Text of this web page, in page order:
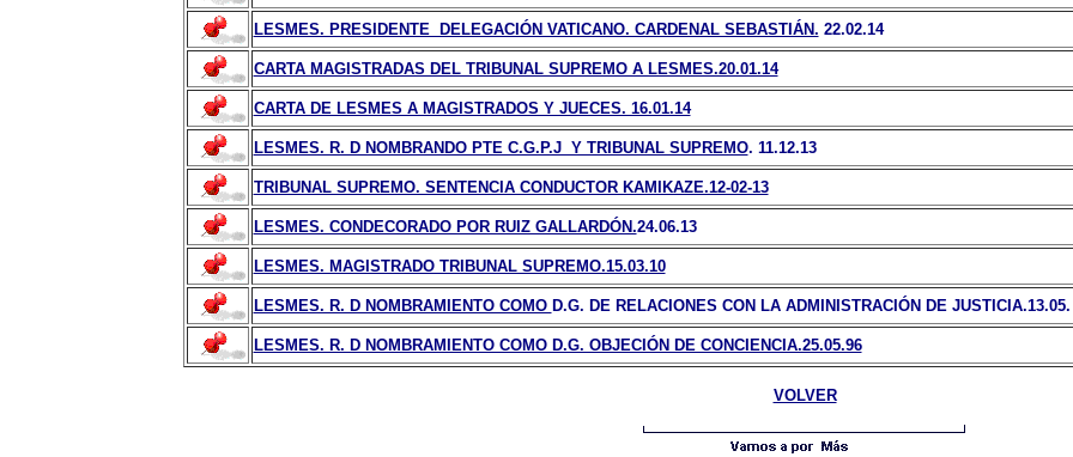
LESMES. PRESIDENTE DELEGACIÓN VATICANO. CARDENAL SEBASTIÁN. 22.02.14
CARTA MAGISTRADAS DEL TRIBUNAL SUPREMO A LESMES.20.01.14
CARTA DE LESMES A MAGISTRADOS Y JUECES. 16.01.14
LESMES. R. D NOMBRANDO PTE C.G.P.J Y TRIBUNAL SUPREMO. 11.12.13
TRIBUNAL SUPREMO. SENTENCIA CONDUCTOR KAMIKAZE.12-02-13
LESMES. CONDECORADO POR RUIZ GALLARDÓN.24.06.13
LESMES. MAGISTRADO TRIBUNAL SUPREMO.15.03.10
LESMES. R. D NOMBRAMIENTO COMO D.G. DE RELACIONES CON LA ADMINISTRACIÓN DE JUSTICIA.13.05.
LESMES. R. D NOMBRAMIENTO COMO D.G. OBJECIÓN DE CONCIENCIA.25.05.96
VOLVER